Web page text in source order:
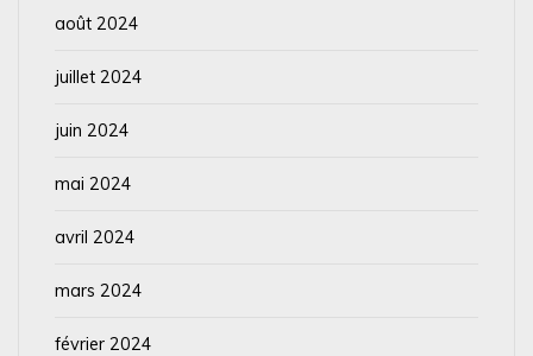
août 2024
juillet 2024
juin 2024
mai 2024
avril 2024
mars 2024
février 2024